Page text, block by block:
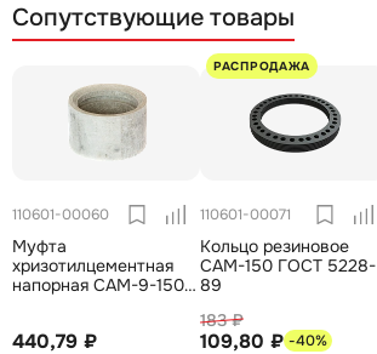
Сопутствующие товары
110601-00060
Муфта
хризотилцементная
напорная САМ-9-150-
440,79 ₽
110601-00071
РАСПРОДАЖА
Кольцо резиновое
САМ-150 ГОСТ 5228-
89
183 ₽
109,80 ₽ -40%